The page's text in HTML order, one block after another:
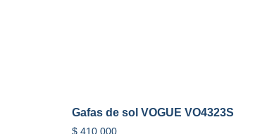
Gafas de sol VOGUE VO4323S
$ 410.000